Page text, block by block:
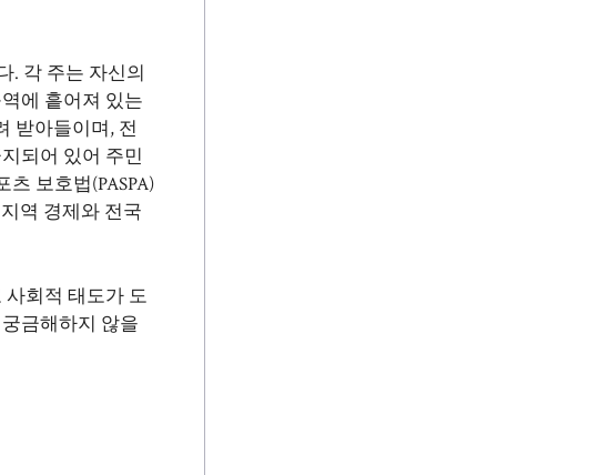
. 각 주는 자신의
에 흩어져 있는
받아들이며, 전
되어 있어 주민
보호법(PASPA)
역 경제와 전국
회적 태도가 도
금해하지 않을